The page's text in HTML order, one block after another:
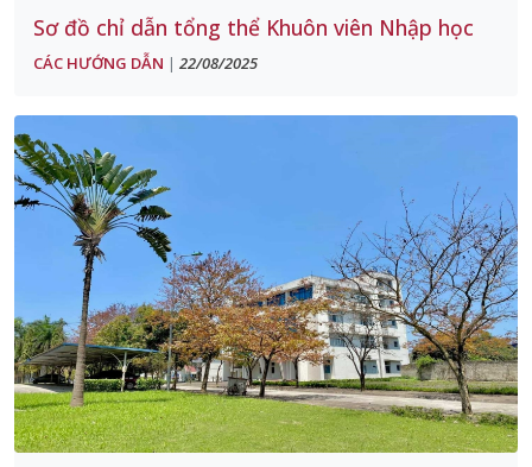
Sơ đồ chỉ dẫn tổng thể Khuôn viên Nhập học
CÁC HƯỚNG DẪN | 22/08/2025